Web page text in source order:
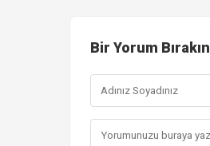
Bir Yorum Bırakın